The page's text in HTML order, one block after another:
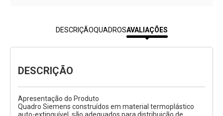
DESCRIÇÃOQUADROSAVALIAÇÕES
DESCRIÇÃO
Apresentação do Produto
Quadro Siemens construídos em material termoplástico